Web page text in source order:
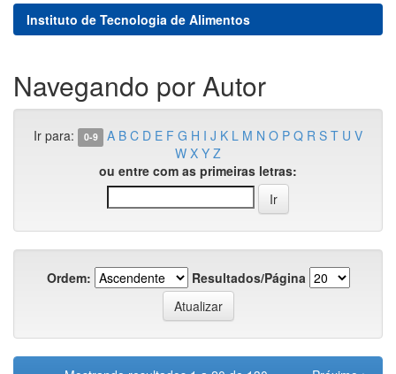
Instituto de Tecnologia de Alimentos
Navegando por Autor
Ir para: 0-9 A B C D E F G H I J K L M N O P Q R S T U V
W X Y Z
ou entre com as primeiras letras:
Ordem: Resultados/Página